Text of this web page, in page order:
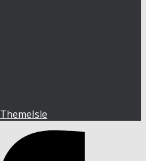
ThemeIsle